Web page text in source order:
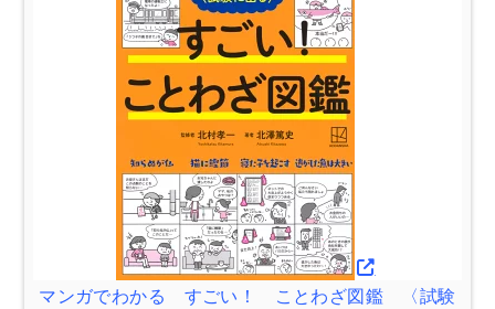
マンガでわかる すごい！ ことわざ図鑑 〈試験